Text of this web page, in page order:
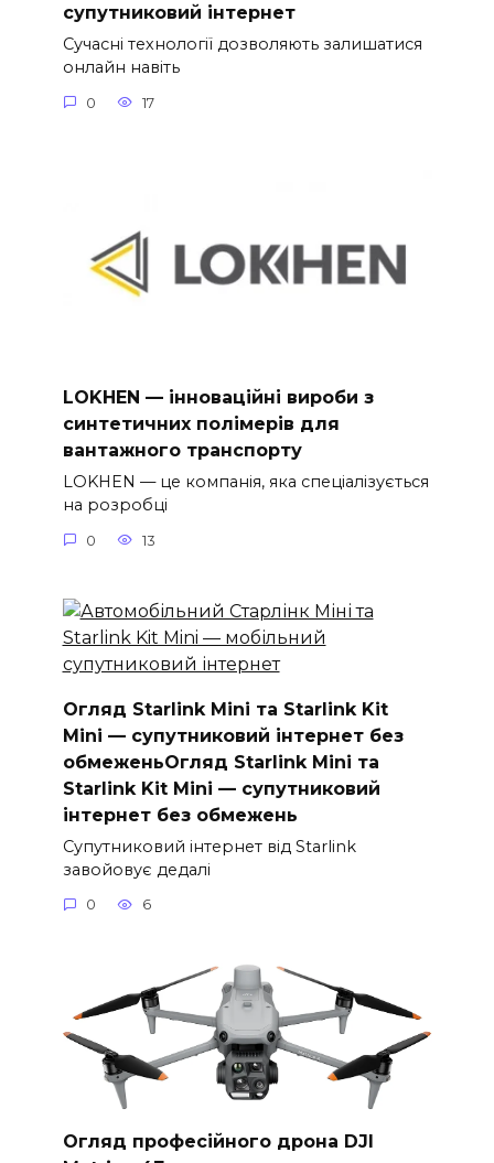
супутниковий інтернет
Сучасні технології дозволяють залишатися
онлайн навіть
0 17
LOKHEN — інноваційні вироби з
синтетичних полімерів для
вантажного транспорту
LOKHEN — це компанія, яка спеціалізується
на розробці
0 13
Огляд Starlink Mini та Starlink Kit
Mini — супутниковий інтернет без
обмеженьОгляд Starlink Mini та
Starlink Kit Mini — супутниковий
інтернет без обмежень
Супутниковий інтернет від Starlink
завойовує дедалі
0 6
Огляд професійного дрона DJI